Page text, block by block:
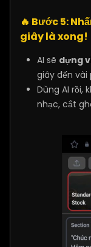
🔥 Bước 5:
giây là xong!
AI sẽ dựng
giây đến vài
Dùng AI rồi,
nhạc, cắt